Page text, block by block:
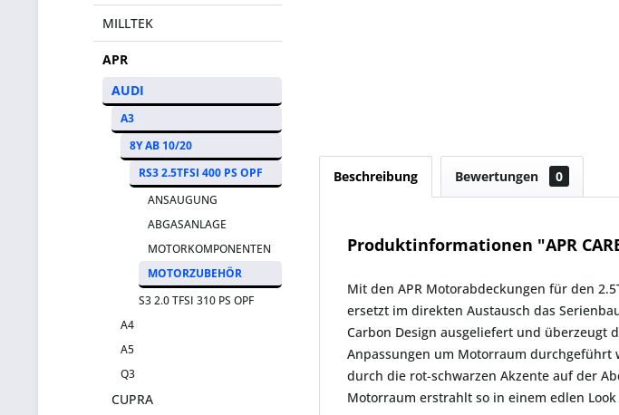
MILLTEK
APR
AUDI
A3
8Y AB 10/20
RS3 2.5TFSI 400 PS OPF
ANSAUGUNG
ABGASANLAGE
MOTORKOMPONENTEN
MOTORZUBEHÖR
S3 2.0 TFSI 310 PS OPF
A4
A5
Q3
CUPRA
Beschreibung Bewertungen 0
Produktinformationen "APR
Mit den APR Motorabdeckungen für den
ersetzt im direkten Austausch das
Carbon Design ausgeliefert und überzeugt
Anpassungen um Motorraum durchgeführt
durch die rot-schwarzen Akzente auf der
Motorraum erstrahlt so in einem edlen